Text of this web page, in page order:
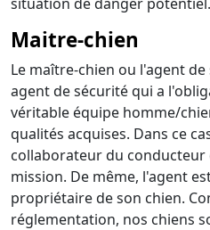
Maitre-chien
Le maître-chien ou l'agent
agent de sécurité qui a
véritable équipe homme/
qualités acquises. Dans ce
collaborateur du conducteur
mission. De même, l'agent
propriétaire de son chien.
réglementation, nos chiens